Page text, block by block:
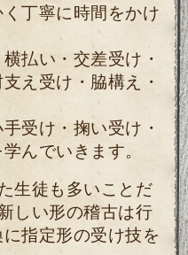
丁寧に時間をかけ
払い・交差受け・
え受け・脇構え・
受け・掬い受け・
んでいきます。
生徒も多いことだ
しい形の稽古は行
指定形の受け技を